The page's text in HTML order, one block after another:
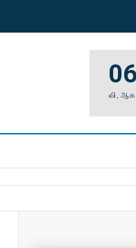
06
வி,ஆக